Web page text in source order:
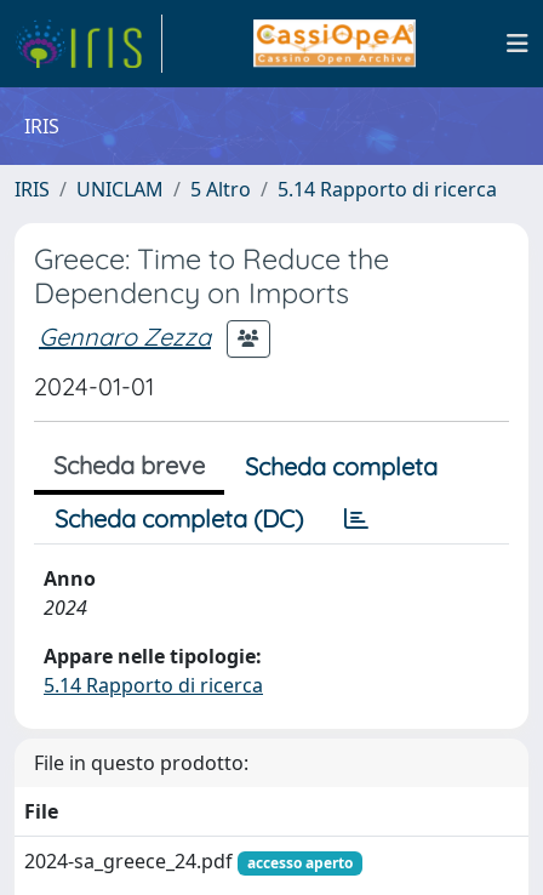
IRIS
IRIS UNICLAM 5 Altro 5.14 Rapporto di ricerca
Greece: Time to Reduce the
Dependency on Imports
Gennaro Zezza
2024-01-01
Scheda breve
Scheda completa
Scheda completa (DC)
Anno
2024
Appare nelle tipologie:
5.14 Rapporto di ricerca
File in questo prodotto:
File
2024-sa_greece_24.pdf
accesso aperto